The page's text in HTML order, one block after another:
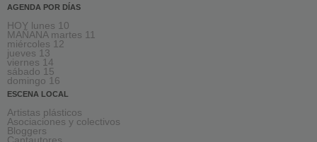
AGENDA POR DÍAS
HOY lunes 10
MAÑANA martes 11
miércoles 12
jueves 13
viernes 14
sábado 15
domingo 16
ESCENA LOCAL
Artistas plásticos
Asociaciones y colectivos
Bloggers